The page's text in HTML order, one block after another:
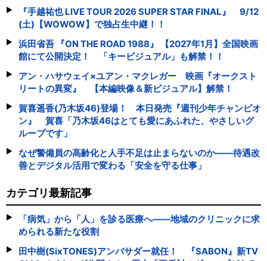
『手越祐也 LIVE TOUR 2026 SUPER STAR FINAL』 9/12
(土)【WOWOW】で独占生中継！！
浜田省吾 『ON THE ROAD 1988』 【2027年1月】全国映画
館にて公開決定！ 「キービジュアル」も解禁！！
アン・ハサウェイ×ユアン・マクレガー 映画『オークスト
リートの異変』 【本編映像＆新ビジュアル】解禁！
賀喜遥香(乃木坂46)登場！ 本日発売『週刊少年チャンピオ
ン』 賀喜「乃木坂46はとても愛にあふれた、やさしいグ
ループです」
なぜ警備員の高齢化と人手不足は止まらないのか――待遇改
善とデジタル活用で変わる「安全を守る仕事」
カテゴリ最新記事
「病気」から「人」を診る医療へ――地域のクリニックに求
められる新たな役割
田中樹(SixTONES)アンバサダー就任！ 『SABON』新TV